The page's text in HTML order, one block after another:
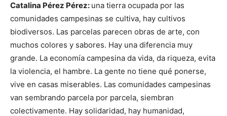
Catalina Pérez Pérez: una tierra ocupada por las
comunidades campesinas se cultiva, hay cultivos
biodiversos. Las parcelas parecen obras de arte, con
muchos colores y sabores. Hay una diferencia muy
grande. La economía campesina da vida, da riqueza, evita
la violencia, el hambre. La gente no tiene qué ponerse,
vive en casas miserables. Las comunidades campesinas
van sembrando parcela por parcela, siembran
colectivamente. Hay solidaridad, hay humanidad,